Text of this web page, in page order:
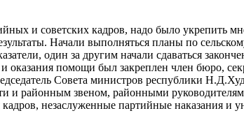
и советских кадров, надо было укрепить
Начали выполняться планы по
один за другим начали сдаваться
оказания помощи был закреплен член бюро,
Совета министров республики
и районным звеном, районными
незаслуженные партийные наказания и